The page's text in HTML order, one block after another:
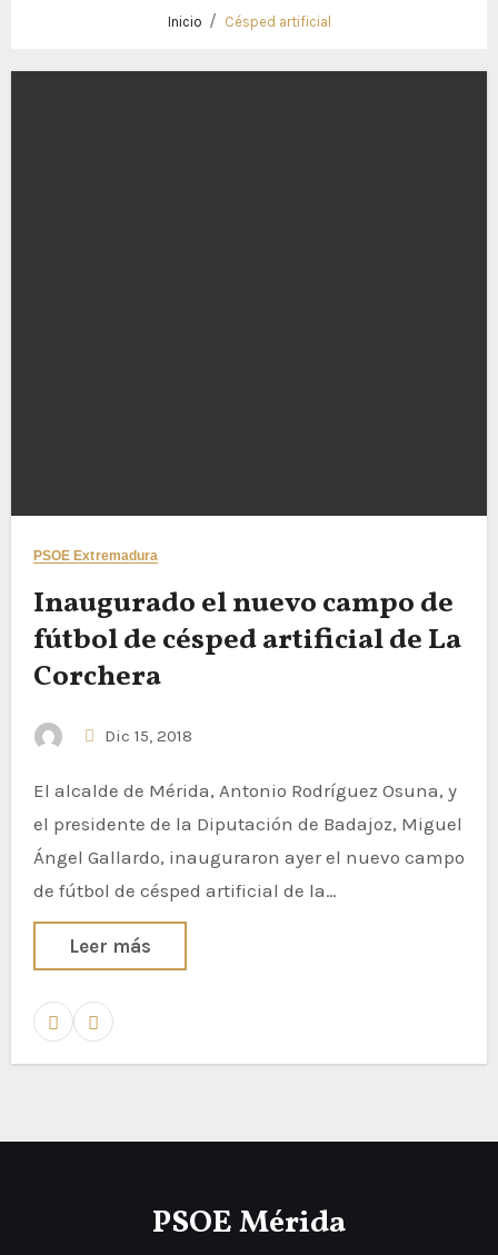
Inicio Césped artificial
PSOE Extremadura
Inaugurado el nuevo campo de
fútbol de césped artificial de La
Corchera
Dic 15, 2018
El alcalde de Mérida, Antonio Rodríguez Osuna, y
el presidente de la Diputación de Badajoz, Miguel
Ángel Gallardo, inauguraron ayer el nuevo campo
de fútbol de césped artificial de la…
Leer más
PSOE Mérida